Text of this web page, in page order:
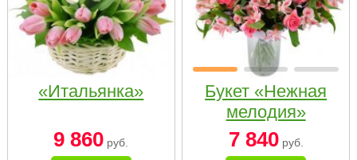
«Итальянка»
9 860 руб.
Букет «Нежная
мелодия»
7 840руб.